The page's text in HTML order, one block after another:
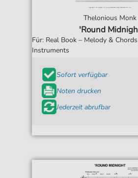
Thelonious Monk
'Round
Für: Real Book – Melody &
Instruments
Sofort verfügbar
Noten drucken
Jederzeit abrufbar